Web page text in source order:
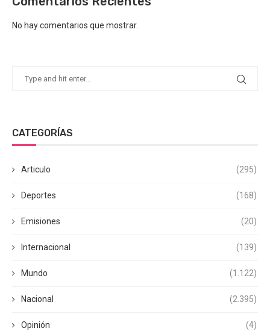
No hay comentarios que mostrar.
CATEGORÍAS
Articulo (295)
Deportes (168)
Emisiones (20)
Internacional (139)
Mundo (1.122)
Nacional (2.395)
Opinión (4)